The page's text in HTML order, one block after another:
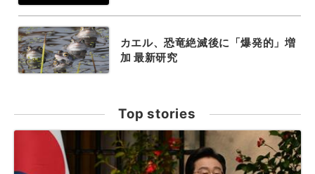
カエル、恐竜絶滅後に「爆発的」増
加 最新研究
Top stories